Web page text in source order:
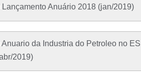
Anuário 2018 (jan/2019)
da Industria do Petroleo no ES |
2019)